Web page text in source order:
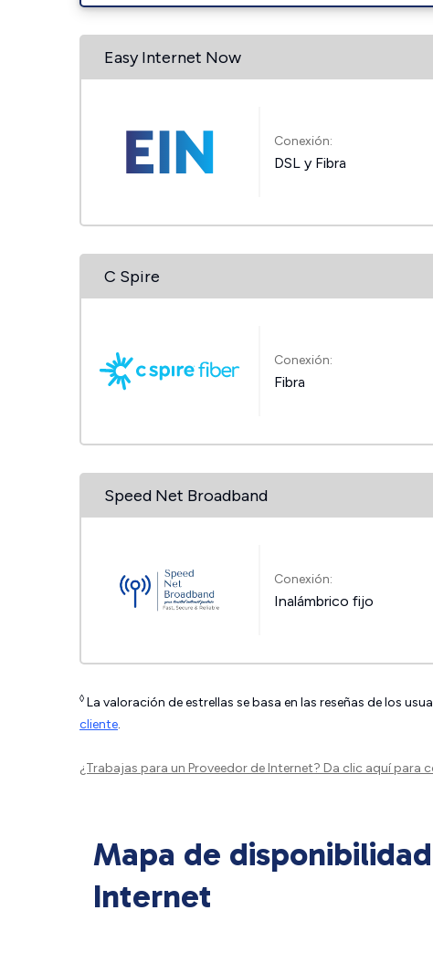
Easy Internet Now
Conexión:
DSL y Fibra
C Spire
Conexión:
Fibra
Speed Net Broadband
Conexión:
Inalámbrico fijo
◊ La valoración de estrellas se basa en las reseñas de los
cliente.
¿Trabajas para un Proveedor de Internet? Da clic aquípara
Mapa de
Internet